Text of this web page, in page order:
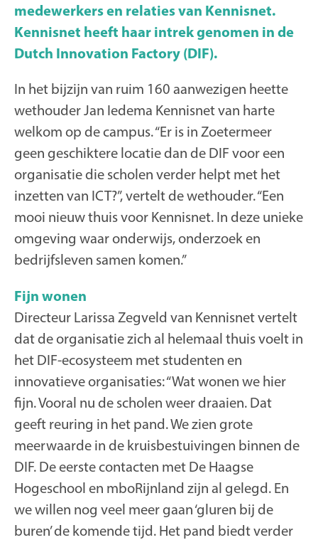
medewerkers en relaties van Kennisnet.
Kennisnet heeft haar intrek genomen in de
Dutch Innovation Factory (DIF).
In het bijzijn van ruim 160 aanwezigen heette
wethouder Jan Iedema Kennisnet van harte
welkom op de campus. “Er is in Zoetermeer
geen geschiktere locatie dan de DIF voor een
organisatie die scholen verder helpt met het
inzetten van ICT?”, vertelt de wethouder. “Een
mooi nieuw thuis voor Kennisnet. In deze unieke
omgeving waar onderwijs, onderzoek en
bedrijfsleven samen komen.”
Fijn wonen
Directeur Larissa Zegveld van Kennisnet vertelt
dat de organisatie zich al helemaal thuis voelt in
het DIF-ecosysteem met studenten en
innovatieve organisaties: “Wat wonen we hier
fijn. Vooral nu de scholen weer draaien. Dat
geeft reuring in het pand. We zien grote
meerwaarde in de kruisbestuivingen binnen de
DIF. De eerste contacten met De Haagse
Hogeschool en mboRijnland zijn al gelegd. En
we willen nog veel meer gaan ‘gluren bij de
buren’ de komende tijd. Het pand biedt verder